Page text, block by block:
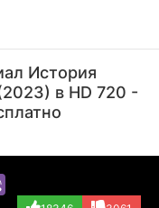
game oper...)
История
в HD 720 -